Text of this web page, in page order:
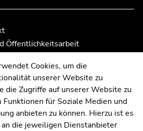
Öffentlichkeitsarbeit
Cookies, um die
unserer Website zu
die Zugriffe auf unserer Website zu
Funktionen für Soziale Medien und
anbieten zu können. Hierzu ist es
die jeweiligen Dienstanbieter